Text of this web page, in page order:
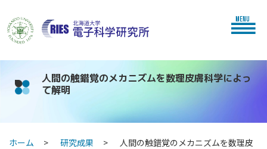
MENU
人間の触錯覚のメカニズムを数理皮膚科学によっ
て解明
ホーム 研究成果
人間の触錯覚のメカニズムを数理皮